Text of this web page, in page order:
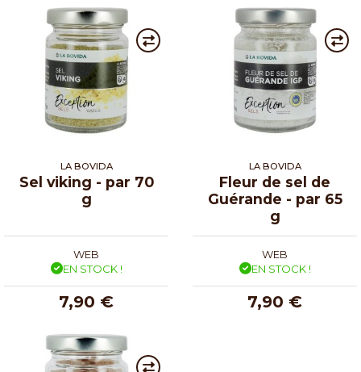
LA BOVIDA
Sel viking - par 70
g
WEB
EN STOCK !
7,90 €
LA BOVIDA
Fleur de sel de
Guérande - par 65
g
WEB
EN STOCK !
7,90 €